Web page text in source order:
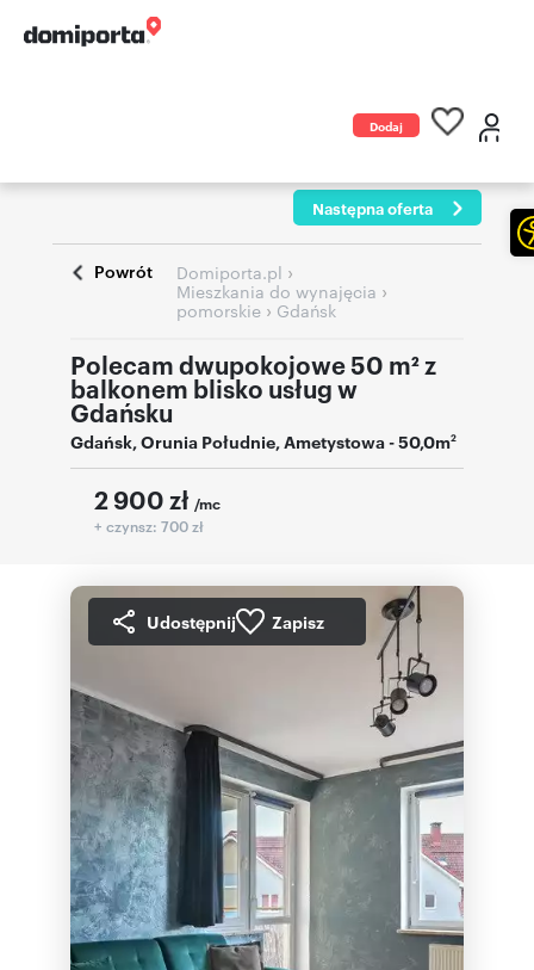
Dodaj
Następna oferta
Powrót Domiporta.pl ›
Mieszkania do wynajęcia ›
pomorskie › Gdańsk
Polecam dwupokojowe 50 m² z
balkonem blisko usług w
Gdańsku
Gdańsk,Orunia Południe,Ametystowa- 50,0m2
2 900 zł /mc
+ czynsz: 700 zł
Udostępnij Zapisz